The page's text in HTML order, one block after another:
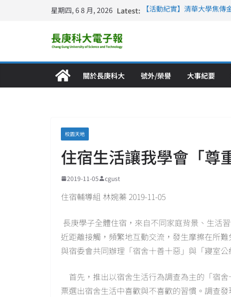
星期四, 6 8 月, 2026 Latest:
【活動紀實】清華大學焦
長庚科大護理系勇奪2026
特別獎 AI智慧照護與護理教
關於長庚科大 號外/榮譽 大事紀要
校園天地
住宿生活讓我學會「尊
2019-11-05 cgust
住宿輔導組 林婉蓁 2019-11-05
長庚學子全體住宿，來自不同家庭背景、生活
近距離接觸，頻繁地互動交流，發生摩擦在所
與宿委會共同辦理「宿舍十善十惡」與「寢室公
首先，推出以宿舍生活行為調查為主的「宿
票選出宿舍生活中喜歡與不喜歡的習慣。調查